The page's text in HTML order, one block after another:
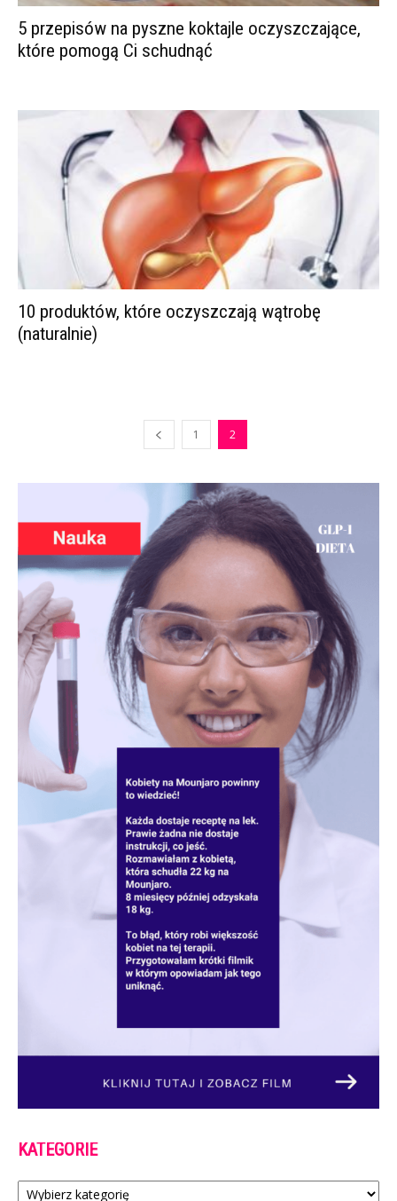
5 przepisów na pyszne koktajle oczyszczające,
które pomogą Ci schudnąć
10 produktów, które oczyszczają wątrobę
(naturalnie)
1 2
KATEGORIE
Kategorie